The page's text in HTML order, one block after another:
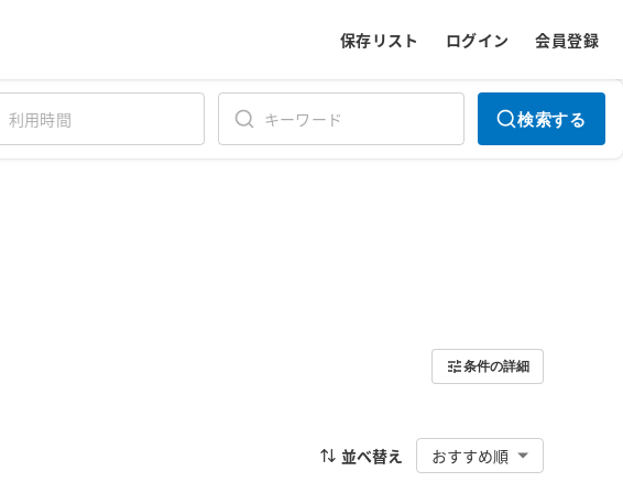
保存リスト ログイン 会員登録
検索する
条件の詳細
並べ替え おすすめ順